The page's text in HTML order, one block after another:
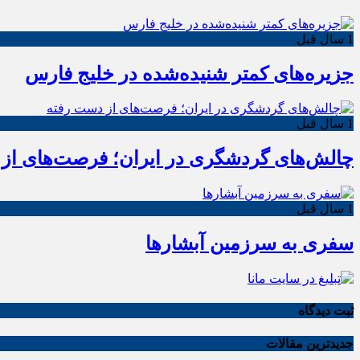
1 سال قبل
جزیره‌های کمتر شنیده‌شده در خلیج فارس
1 سال قبل
چالش‌های گردشگری در ایران؛ فرصت‌های
1 سال قبل
سفری به سرزمین آبشارها
ثبت دیدگاه
جدیدترین مقالات